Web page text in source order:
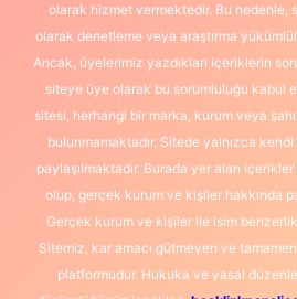
olarak hizmet vermektedir. Bu nedenle,
olarak denetleme veya araştırma
Ancak, üyelerimiz yazdıkları içeriklerin
siteye üye olarak bu sorumluluğu kabul
sitesi, herhangi bir marka, kurum veya
bulunmamaktadır. Sitede yalnızca kendi
paylaşılmaktadır. Burada yer alan
olup, gerçek kurum ve kişiler hakkında
Gerçek kurum ve kişiler ile isim
Sitemiz, kar amacı gütmeyen ve
platformudur. Hukuka ve yasal